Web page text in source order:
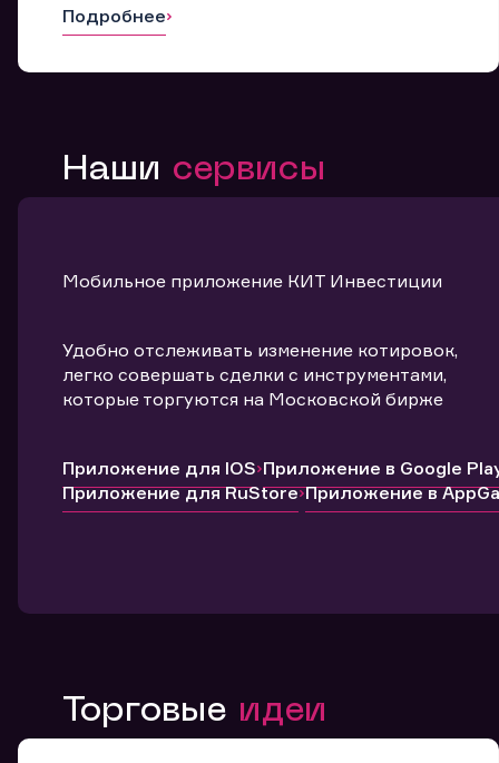
Подробнее
Наши сервисы
Мобильное приложение КИТ Инвестиции
Удобно отслеживать изменение котировок,
легко совершать сделки с инструментами,
которые торгуются на Московской бирже
Приложение для IOS Приложение в Google
Приложение для RuStore Приложение в
Торговые идеи